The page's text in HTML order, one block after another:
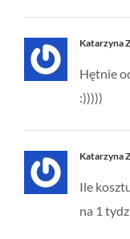
Katarzyna
Hętnie
:)))))
Katarzyna
Ile
na 1